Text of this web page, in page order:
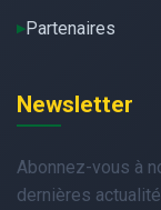
Partenaires
Newsletter
Abonnez-vous à
dernières